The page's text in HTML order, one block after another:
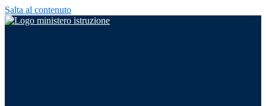
Salta al contenuto